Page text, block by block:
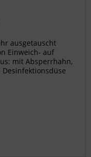
ausgetauscht
Einweich- auf
mit Absperrhahn,